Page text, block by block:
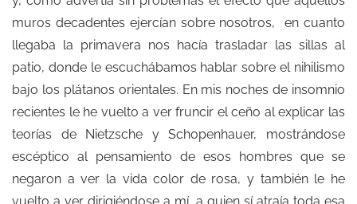
muros decadentes ejercían sobre nosotros, en cuanto
llegaba la primavera nos hacía trasladar las sillas al
patio, donde le escuchábamos hablar sobre el nihilismo
bajo los plátanos orientales. En mis noches de insomnio
recientes le he vuelto a ver fruncir el ceño al explicar las
teorías de Nietzsche y Schopenhauer, mostrándose
escéptico al pensamiento de esos hombres que se
negaron a ver la vida color de rosa, y también le he